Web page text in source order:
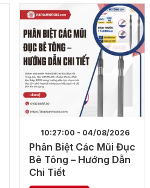
10:27:00 - 04/08/2026
Phân Biệt Các Mũi Đục
Bê Tông – Hướng Dẫn
Chi Tiết